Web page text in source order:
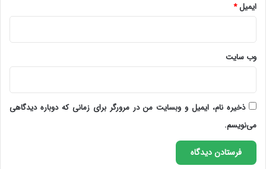
ایمیل*
وب‌ سایت
ذخیره نام، ایمیل و وبسایت من در مرورگر برای زمانی که دوباره دیدگاهی
می‌نویسم.